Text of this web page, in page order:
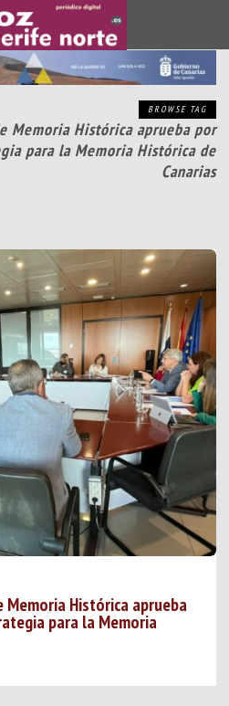
BROWSE TAG
Memoria Histórica aprueba por
para la Memoria Histórica de
Canarias
Memoria Histórica aprueba
para la Memoria